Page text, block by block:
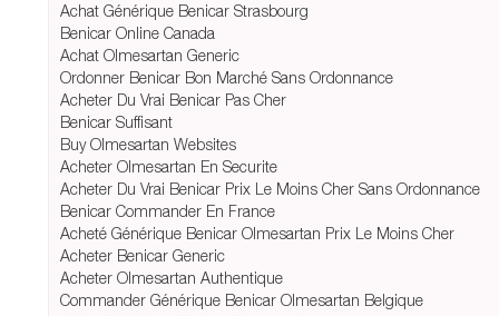
Achat Générique Benicar Strasbourg
Benicar Online Canada
Achat Olmesartan Generic
Ordonner Benicar Bon Marché Sans Ordonnance
Acheter Du Vrai Benicar Pas Cher
Benicar Suffisant
Buy Olmesartan Websites
Acheter Olmesartan En Securite
Acheter Du Vrai Benicar Prix Le Moins Cher Sans Ordonnance
Benicar Commander En France
Acheté Générique Benicar Olmesartan Prix Le Moins Cher
Acheter Benicar Generic
Acheter Olmesartan Authentique
Commander Générique Benicar Olmesartan Belgique